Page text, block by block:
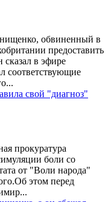
обвиненный в
предоставить
в эфире
соответствующие
свой "диагноз"
прокуратура
боли со
от "Воли народа"
этом перед